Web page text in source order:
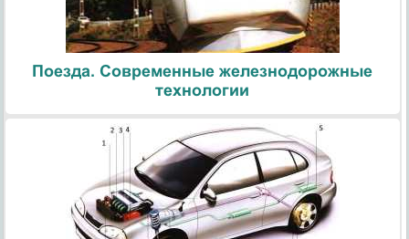
Поезда. Современные железнодорожные
технологии